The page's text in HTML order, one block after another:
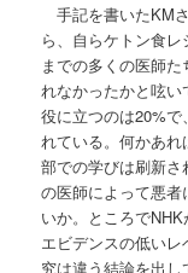
手記を書いたKM
ら、自らケトン食
までの多くの医師
れなかったかと呟い
役に立つのは20%
れている。何かあ
部での学びは刷新さ
の医師によって悪
いか。ところでNHK
エビデンスの低い
究は違う結論を出し